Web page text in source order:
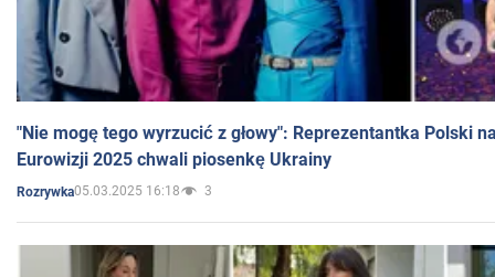
"Nie mogę tego wyrzucić z głowy": Reprezentantka Polski
Eurowizji 2025 chwali piosenkę Ukrainy
Rozrywka05.03.2025 16:18 3